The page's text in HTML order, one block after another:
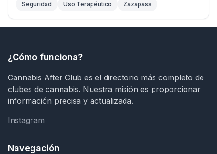
Seguridad
Uso Terapéutico Zazapass
¿Cómo funciona?
Cannabis After Club es el directorio más completo de
clubes de cannabis. Nuestra misión es proporcionar
información precisa y actualizada.
Instagram
Instagram
Navegación